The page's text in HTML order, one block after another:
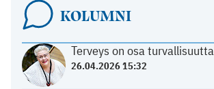
KOLUMNI
Terveys on osa turvallisuutta
26.04.2026 15:32